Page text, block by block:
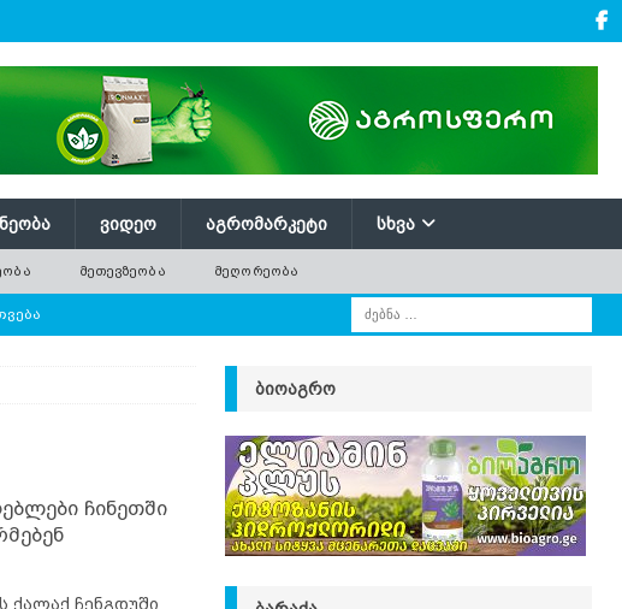
ᲕᲘᲓᲔᲝ ᲐᲒᲠᲝᲛᲐᲠᲙᲔᲢᲘ ᲡᲮᲕᲐ
ᲛᲔᲗᲔᲕᲖᲔᲝᲑᲐ ᲛᲔᲦᲝᲠᲔᲝᲑᲐ
ჩინეთში
ქალაქ ჩენგდუში
ᲑᲘᲝᲐᲒᲠᲝ